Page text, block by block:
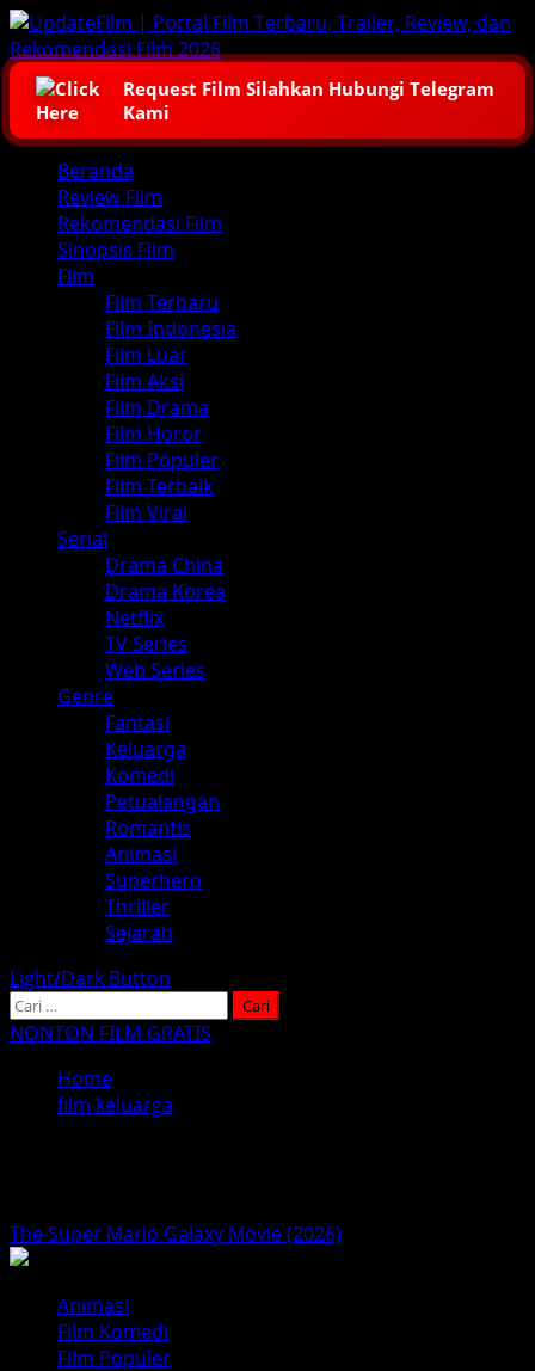
Skip
to
content
Request Film Silahkan Hubungi Telegram
Kami
Primary
Menu
Beranda
Review Film
Rekomendasi Film
Sinopsis Film
Film
Film Terbaru
Film Indonesia
Film Luar
Film Aksi
Film Drama
Film Horor
Film Populer
Film Terbaik
Film Viral
Serial
Drama China
Drama Korea
Netflix
TV Series
Web Series
Genre
Fantasi
Keluarga
Komedi
Petualangan
Romantis
Animasi
Superhero
Thriller
Sejarah
Light/Dark Button
Cari
untuk:
NONTON FILM GRATIS
Home
film keluarga
The Super Mario Galaxy Movie (2026)
Animasi
Film Komedi
Film Populer